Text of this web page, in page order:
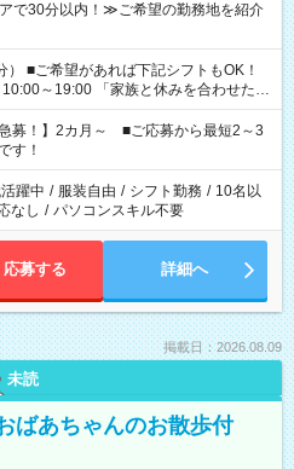
で30分以内！≫ご希望の勤務地を紹介
OK！
家族と休みを合わせた
の準備がしたい」 「できれば残業はし
てくださいね。 ※Wワーク希望
希望する勤務時間と、もう1つのお仕事
時間を超える場合は応募できません。
急募！】2カ月～ ■ご応募から最短2～3
す！
躍中 / 服装自由 / シフト勤務 / 10名以
なし / パソコンスキル不要
応募する 詳細へ
掲載日：2026.08.09
未読
ばあちゃんのお散歩付